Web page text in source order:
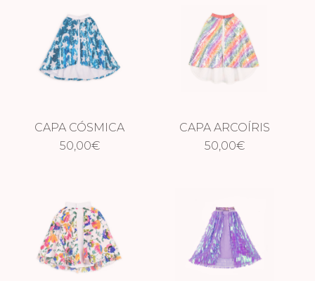
CAPA CÓSMICA
50,00€
CAPA ARCOÍRIS
50,00€